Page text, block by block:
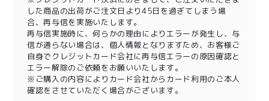
した商品の出荷がご注文日より45日を過ぎてしまう場
合、再与信を実施いたします。
再与信実施時に、何らかの理由によりエラーが発生し、与
信が通らない場合は、個人情報となりますため、お客様ご
自身でクレジットカード会社に再与信エラーの原因確認と
エラー解除のご依頼をお願いいたします。
※ご購入の内容によりカード会社からカード利用のご本人
確認をさせていただく場合がございます。